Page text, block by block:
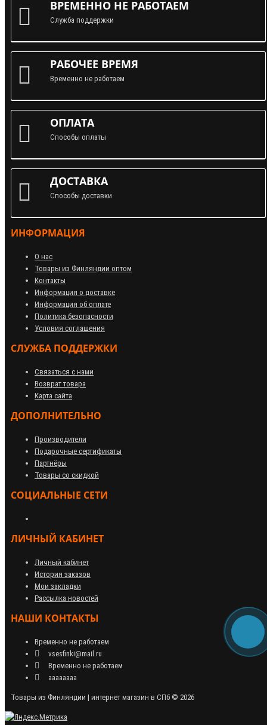
ВРЕМЕННО НЕ РАБОТАЕМ
Служба поддержки
РАБОЧЕЕ ВРЕМЯ
Временно не работаем
ОПЛАТА
Способы оплаты
ДОСТАВКА
Способы доставки
ИНФОРМАЦИЯ
О нас
Товары из Финляндии оптом
Контакты
Информация о доставке
Информация об оплате
Политика безопасности
Условия соглашения
СЛУЖБА ПОДДЕРЖКИ
Связаться с нами
Возврат товара
Карта сайта
ДОПОЛНИТЕЛЬНО
Производители
Подарочные сертификаты
Партнёры
Товары со скидкой
СОЦИАЛЬНЫЕ СЕТИ
ЛИЧНЫЙ КАБИНЕТ
Личный кабинет
История заказов
Мои закладки
Рассылка новостей
НАШИ КОНТАКТЫ
Временно не работаем
vsesfinki@mail.ru
Временно не работаем
аааааааа
Товары из Финляндии | интернет магазин в СПб © 2026